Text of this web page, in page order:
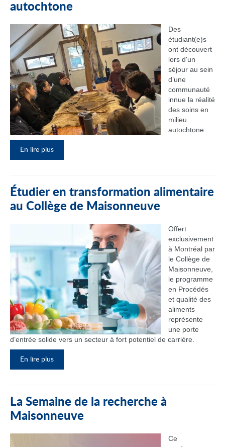
autochtone
Des
étudiant(e)s
ont découvert
lors d'un
séjour au sein
d’une
communauté
innue la réalité
des soins en
milieu
autochtone.
En lire plus
Étudier en transformation alimentaire
au Collège de Maisonneuve
Offert
exclusivement
à Montréal par
le Collège de
Maisonneuve,
le programme
en Procédés
et qualité des
aliments
représente
une porte
d’entrée solide vers un secteur à fort potentiel de carrière.
En lire plus
La Semaine de la recherche à
Maisonneuve
Ce